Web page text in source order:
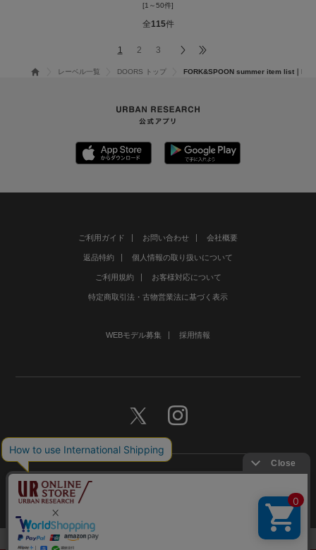
[1～50件]
全115件
1 2 3
レーベル一覧 DOORS トップ FORK&SPOON summer item list｜
ご利用ガイド お問い合わせ 会社概要
返品特約 個人情報の取り扱いについて
ご利用規約 お客様対応について
特定商取引法・古物営業法に基づく表示
WEBモデル募集 採用情報
©URBAN RESEARCH Co., Ltd.All rights Reserved.